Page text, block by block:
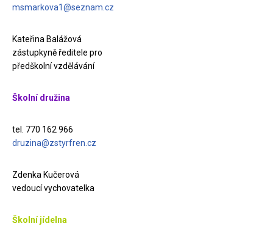
msmarkova1@seznam.cz
Kateřina Balážová
zástupkyně ředitele pro
předškolní vzdělávání
Školní družina
tel. 770 162 966
druzina@zstyrfren.cz
Zdenka Kučerová
vedoucí vychovatelka
Školní jídelna